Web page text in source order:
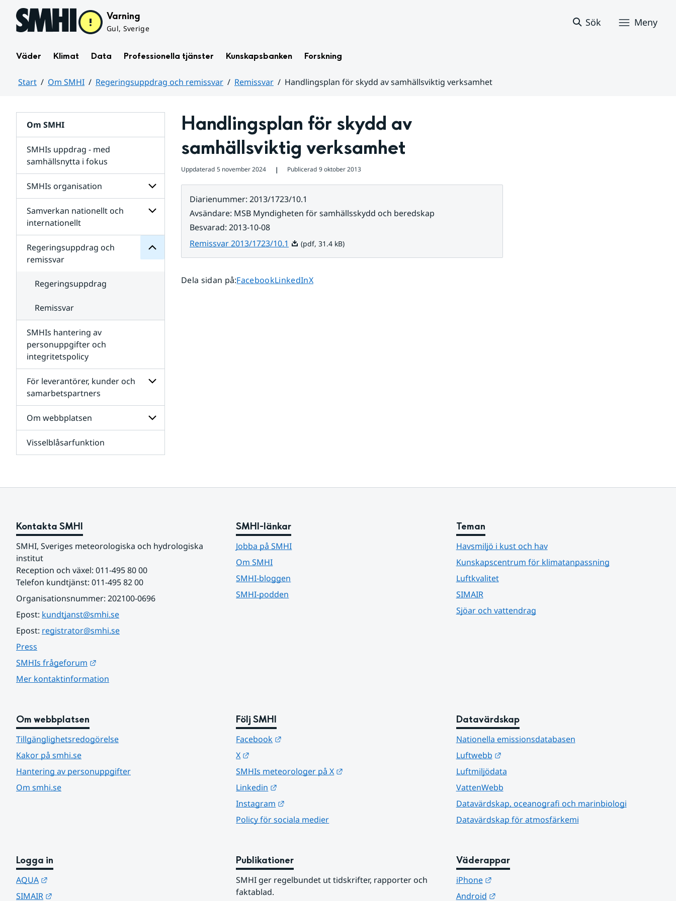
Hoppa till sidans innehåll Varning
Gul, Sverige
Sök Meny
Väder Klimat Data Professionella tjänster Kunskapsbanken Forskning
Start Om SMHI Regeringsuppdrag och remissvar Remissvar
Handlingsplan för skydd av samhällsviktig verksamhet
Om SMHI
SMHIs uppdrag - med
samhällsnytta i fokus
SMHIs organisation
Undersidor
organisation
Samverkan nationellt och
internationellt
Undersidor
för
Samverkan
internationellt
Regeringsuppdrag och
remissvar
för
Regeringsuppdrag
remissvar
Regeringsuppdrag
Remissvar
SMHIs hantering av
personuppgifter och
integritetspolicy
För leverantörer, kunder och
samarbetspartners
Undersidor
för
och
Om webbplatsen
för
Visselblåsarfunktion
Handlingsplan för skydd av
samhällsviktig verksamhet
Uppdaterad 5 november 2024 ❘ Publicerad 9 oktober 2013
Diarienummer: 2013/1723/10.1
Avsändare: MSB Myndigheten för samhällsskydd och beredskap
Besvarad: 2013-10-08
Remissvar 2013/1723/10.1 Pdf, 31.4 kB.
(pdf, 31.4 kB)
Dela sidan på:Dela sidan på
FacebookDela sidan på
LinkedInDela sidan på
X
Kontakta SMHI
SMHI, Sveriges meteorologiska och hydrologiska
institut
Reception och växel: 011-495 80 00
Telefon kundtjänst: 011-495 82 00
Organisationsnummer: 202100-0696
Epost: kundtjanst@smhi.se
Epost: registrator@smhi.se
Press
SMHIs frågeforum
Mer kontaktinformation
SMHI-länkar
Jobba på SMHI
Om SMHI
SMHI-bloggen
SMHI-podden
Teman
Havsmiljö i kust och hav
Kunskapscentrum för klimatanpassning
Luftkvalitet
SIMAIR
Sjöar och vattendrag
Om webbplatsen
Tillgänglighetsredogörelse
Kakor på smhi.se
Hantering av personuppgifter
Om smhi.se
Följ SMHI
Facebook
X
SMHIs meteorologer på X
Linkedin
Instagram
Policy för sociala medier
Datavärdskap
Nationella emissionsdatabasen
Luftwebb
Länk till annan webbplats.
Luftmiljödata
VattenWebb
Datavärdskap, oceanografi och marinbiologi
Datavärdskap för atmosfärkemi
Logga in
AQUA
SIMAIR
Publikationer
SMHI ger regelbundet ut tidskrifter, rapporter och
faktablad.
Väderappar
iPhone
Länk till annan webbplats.
Android
Länk till annan webbplats.